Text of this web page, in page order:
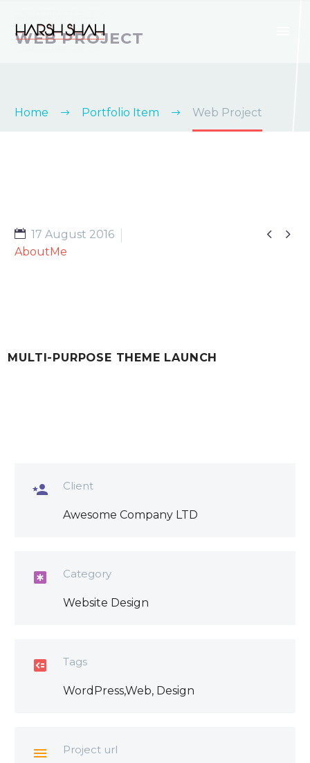
WEB PROJECT
Home Portfolio Item Web Project
 
17 August 2016
AboutMe
MULTI-PURPOSE THEME LAUNCH
 Client
Awesome Company LTD
 Category
Website Design
 Tags
WordPress,Web, Design
 Project url